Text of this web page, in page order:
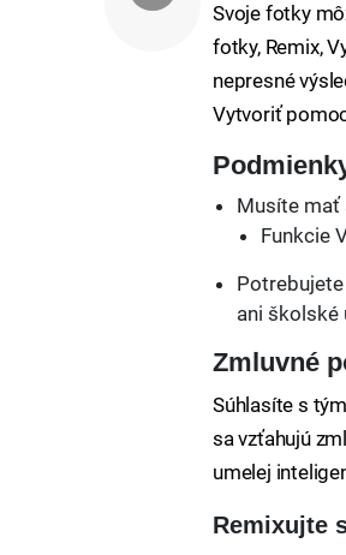
Svoje fotky
fotky, Remix,
nepresné
Vytvoriť
Musíte mať
Funkcie
ani školské
Zmluvné
Súhlasíte s
sa vzťahujú
umelej
Remixujte